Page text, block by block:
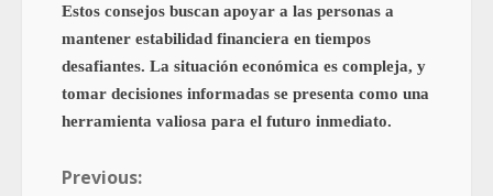
Estos consejos buscan apoyar a las personas a
mantener estabilidad financiera en tiempos
desafiantes. La situación económica es compleja, y
tomar decisiones informadas se presenta como una
herramienta valiosa para el futuro inmediato.
Previous: